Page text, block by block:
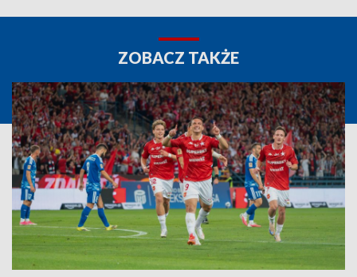
ZOBACZ TAKŻE